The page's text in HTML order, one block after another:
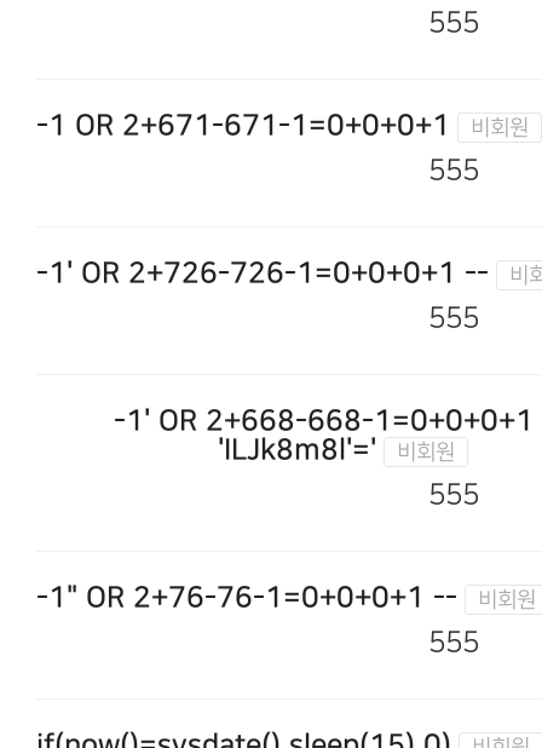
555
-1 OR 2+671-671-1=0+0+0+1
555
-1' OR 2+726-726-1=0+0+0+1 --
555
-1' OR 2+668-668-1=0+0+0+1
'ILJk8m8l'='
555
-1" OR 2+76-76-1=0+0+0+1 --
555